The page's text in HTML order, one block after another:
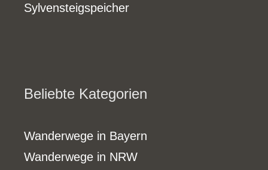
Sylvensteigspeicher
Beliebte Kategorien
Wanderwege in Bayern
Wanderwege in NRW